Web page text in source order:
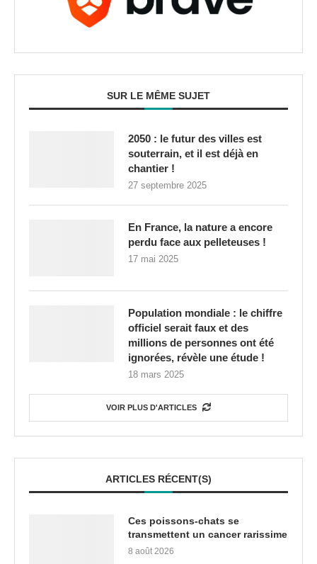
SUR LE MÊME SUJET
2050 : le futur des villes est
souterrain, et il est déjà en
chantier !
27 septembre 2025
En France, la nature a encore
perdu face aux pelleteuses !
17 mai 2025
Population mondiale : le chiffre
officiel serait faux et des
millions de personnes ont été
ignorées, révèle une étude !
18 mars 2025
VOIR PLUS D'ARTICLES
ARTICLES RÉCENT(S)
Ces poissons-chats se
transmettent un cancer rarissime
8 août 2026